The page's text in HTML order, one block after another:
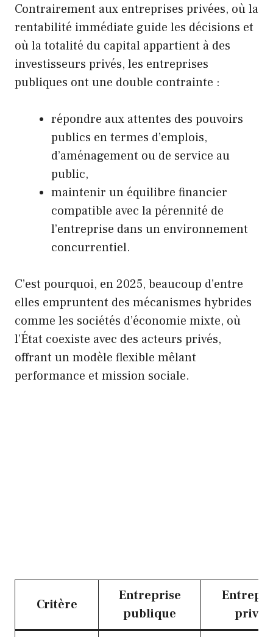
Contrairement aux entreprises privées, où la
rentabilité immédiate guide les décisions et
où la totalité du capital appartient à des
investisseurs privés, les entreprises
publiques ont une double contrainte :
répondre aux attentes des pouvoirs
publics en termes d’emplois,
d’aménagement ou de service au
public,
maintenir un équilibre financier
compatible avec la pérennité de
l’entreprise dans un environnement
concurrentiel.
C’est pourquoi, en 2025, beaucoup d’entre
elles empruntent des mécanismes hybrides
comme les sociétés d’économie mixte, où
l’État coexiste avec des acteurs privés,
offrant un modèle flexible mêlant
performance et mission sociale.
Critère
Entreprise
publique
privée